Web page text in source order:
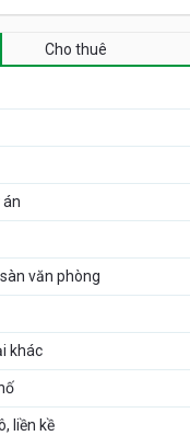
Cho thuê
án
văn phòng
khác
liền kề